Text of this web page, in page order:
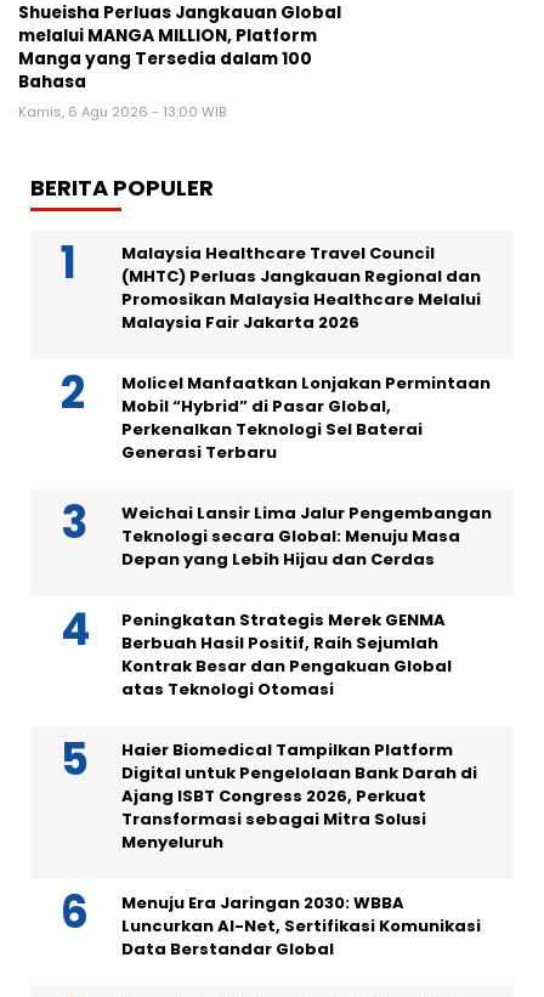
Shueisha Perluas Jangkauan Global
melalui MANGA MILLION, Platform
Manga yang Tersedia dalam 100
Bahasa
Kamis, 6 Agu 2026 - 13:00 WIB
BERITA POPULER
Malaysia Healthcare Travel Council
(MHTC) Perluas Jangkauan Regional dan
Promosikan Malaysia Healthcare Melalui
Malaysia Fair Jakarta 2026
Molicel Manfaatkan Lonjakan Permintaan
Mobil “Hybrid” di Pasar Global,
Perkenalkan Teknologi Sel Baterai
Generasi Terbaru
Weichai Lansir Lima Jalur Pengembangan
Teknologi secara Global: Menuju Masa
Depan yang Lebih Hijau dan Cerdas
Peningkatan Strategis Merek GENMA
Berbuah Hasil Positif, Raih Sejumlah
Kontrak Besar dan Pengakuan Global
atas Teknologi Otomasi
Haier Biomedical Tampilkan Platform
Digital untuk Pengelolaan Bank Darah di
Ajang ISBT Congress 2026, Perkuat
Transformasi sebagai Mitra Solusi
Menyeluruh
Menuju Era Jaringan 2030: WBBA
Luncurkan AI-Net, Sertifikasi Komunikasi
Data Berstandar Global